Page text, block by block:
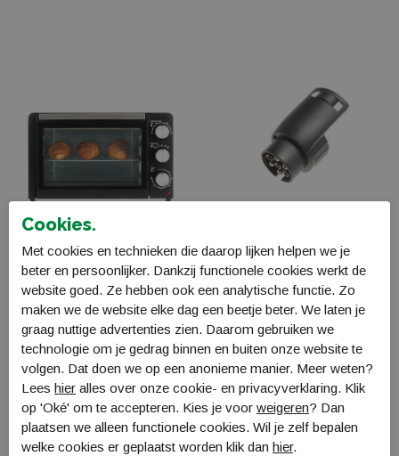
Mestic Oven MHO-120
18 Liter 800 watt
1503170
€ 109,99
Gimeg Verloopstekker 7
polig->13Jeager
4740870
€ 9,99
Cookies.
Met cookies en technieken die daarop lijken helpen we je
beter en persoonlijker. Dankzij functionele cookies werkt de
website goed. Ze hebben ook een analytische functie. Zo
maken we de website elke dag een beetje beter. We laten je
graag nuttige advertenties zien. Daarom gebruiken we
technologie om je gedrag binnen en buiten onze website te
volgen. Dat doen we op een anonieme manier. Meer weten?
Lees hier alles over onze cookie- en privacyverklaring. Klik
op 'Oké' om te accepteren. Kies je voor weigeren? Dan
plaatsen we alleen functionele cookies. Wil je zelf bepalen
welke cookies er geplaatst worden klik dan hier.